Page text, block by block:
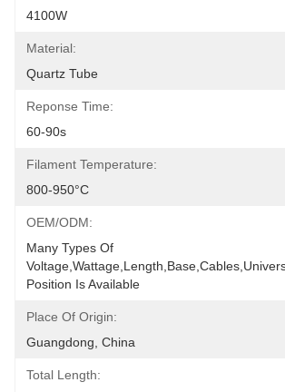
4100W
Material:
Quartz Tube
Reponse Time:
60-90s
Filament Temperature:
800-950°C
OEM/ODM:
Many Types Of
Position Is Available
Place Of Origin:
Guangdong, China
Total Length: